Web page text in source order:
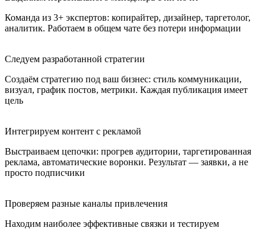
Команда из 3+ экспертов: копирайтер, дизайнер, таргетолог,
аналитик. Работаем в общем чате без потери информации
Следуем разработанной стратегии
Создаём стратегию под ваш бизнес: стиль коммуникации,
визуал, график постов, метрики. Каждая публикация имеет
цель
Интегрируем контент с рекламой
Выстраиваем цепочки: прогрев аудитории, таргетированная
реклама, автоматические воронки. Результат — заявки, а не
просто подписчики
Проверяем разные каналы привлечения
Находим наиболее эффективные связки и тестируем